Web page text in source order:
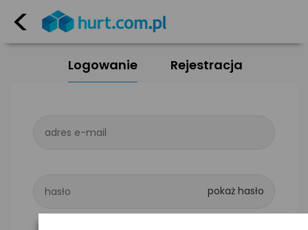
<
Logowanie Rejestracja
adres e-mail
hasło